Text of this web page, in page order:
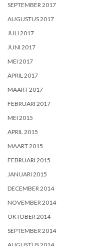
SEPTEMBER 2017
AUGUSTUS 2017
JULI 2017
JUNI 2017
MEI 2017
APRIL 2017
MAART 2017
FEBRUARI 2017
MEI 2015
APRIL 2015
MAART 2015
FEBRUARI 2015
JANUARI 2015
DECEMBER 2014
NOVEMBER 2014
OKTOBER 2014
SEPTEMBER 2014